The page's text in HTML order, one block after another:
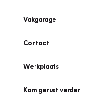
Vakgarage
Contact
Werkplaats
Kom gerust verder